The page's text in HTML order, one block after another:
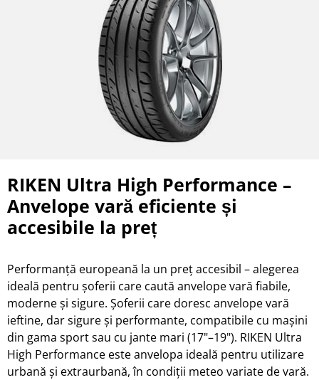
RIKEN Ultra High Performance –
Anvelope vară eficiente și
accesibile la preț
Performanță europeană la un preț accesibil – alegerea
ideală pentru șoferii care caută anvelope vară fiabile,
moderne și sigure. Șoferii care doresc anvelope vară
ieftine, dar sigure și performante, compatibile cu mașini
din gama sport sau cu jante mari (17"–19"). RIKEN Ultra
High Performance este anvelopa ideală pentru utilizare
urbană și extraurbană, în condiții meteo variate de vară.